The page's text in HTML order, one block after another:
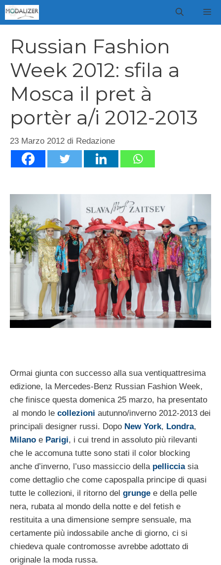
Vai
al
Russian Fashion
Week 2012: sfila a
Mosca il pret à
portèr a/i 2012-2013
23 Marzo 2012 di Redazione
Ormai giunta con successo alla sua ventiquattresima
edizione, la Mercedes-Benz Russian Fashion Week,
che finisce questa domenica 25 marzo, ha presentato
al mondo le collezioni autunno/inverno 2012-2013 dei
principali designer russi. Dopo New York, Londra,
Milano e Parigi, i cui trend in assoluto più rilevanti
che le accomuna tutte sono stati il color blocking
anche d’inverno, l’uso massiccio della pellicciasia
come dettaglio che come capospalla principe di quasi
tutte le collezioni, il ritorno del grunge e della pelle
nera, rubata al mondo della notte e del fetish e
restituita a una dimensione sempre sensuale, ma
certamente più indossabile anche di giorno, ci si
chiedeva quale contromosse avrebbe adottato di
originale la moda russa.